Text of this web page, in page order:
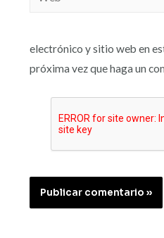
electrónico y sitio web en
próxima vez que haga un